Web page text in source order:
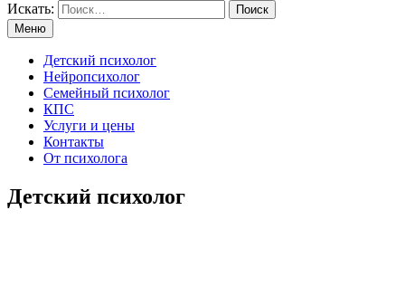
Искать:
Меню
Детский психолог
Нейропсихолог
Семейный психолог
КПС
Услуги и цены
Контакты
От психолога
Детский психолог